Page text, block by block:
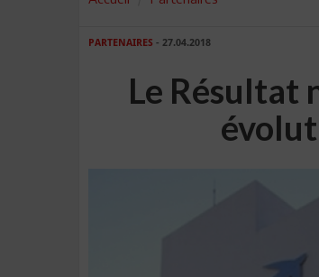
PARTENAIRES - 27.04.2018
Le Résultat